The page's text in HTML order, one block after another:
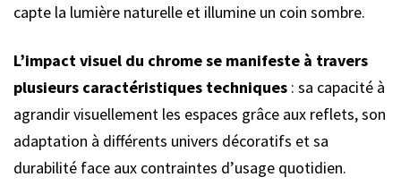
capte la lumière naturelle et illumine un coin sombre.
L’impact visuel du chrome se manifeste à travers
plusieurs caractéristiques techniques : sa capacité à
agrandir visuellement les espaces grâce aux reflets, son
adaptation à différents univers décoratifs et sa
durabilité face aux contraintes d’usage quotidien.